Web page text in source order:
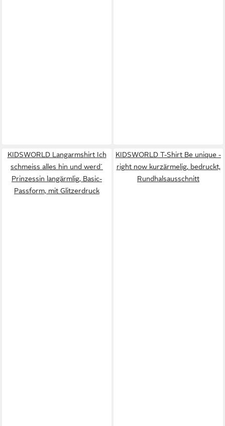
KIDSWORLD Langarmshirt Ich
schmeiss alles hin und werd´
Prinzessin langärmlig, Basic-
Passform, mit Glitzerdruck
KIDSWORLD T-Shirt Be unique -
right now kurzärmelig, bedruckt,
Rundhalsausschnitt